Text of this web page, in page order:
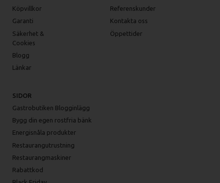
Köpvillkor
Garanti
Säkerhet &
Cookies
Blogg
Länkar
Referenskunder
Kontakta oss
Öppettider
SIDOR
Gastrobutiken Blogginlägg
Bygg din egen rostfria bänk
Energisnåla produkter
Restaurangutrustning
Restaurangmaskiner
Rabattkod